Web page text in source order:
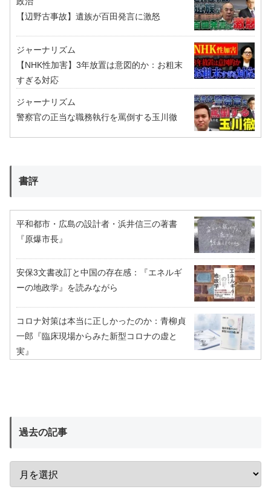
【辺野古事故】遺族が百田発言に激怒
ジャーナリズム
【NHK性加害】3年放置は意図的か：お粗末
すぎる対応
ジャーナリズム
警察官の正当な職務執行を罵倒する玉川徹
書評
平和都市・広島の設計者・浜井信三の著書
『原爆市長』
安保3文書改訂と中国の存在感：『エネルギ
ーの地政学』を読みながら
コロナ対策は本当に正しかったのか：青柳貞
一郎『臨床現場からみた新型コロナの虚と
実』
過去の記事